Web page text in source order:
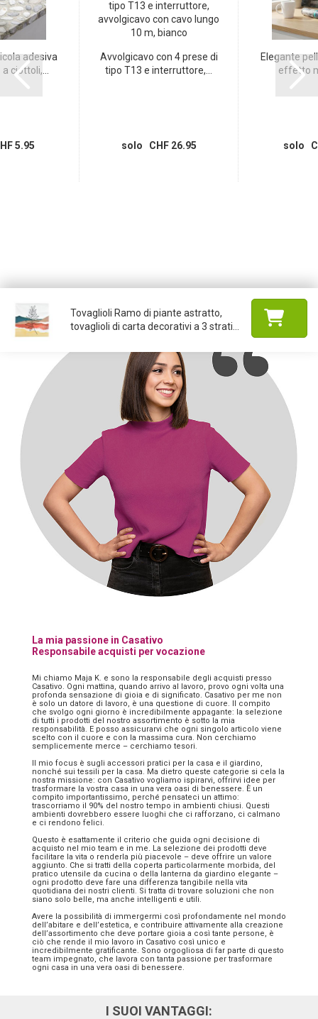
adesiva
ciottoli,...
5.95
Avvolgicavo con 4 prese di
tipo T13 e interruttore,...
solo CHF 26.95
Elegante
effetto
solo
Tovaglioli Ramo di piante astratto,
tovaglioli di carta decorativi a 3 strati...
La mia passione in Casativo
Responsabile acquisti per vocazione
Mi chiamo Maja K. e sono la responsabile degli acquisti presso
Casativo. Ogni mattina, quando arrivo al lavoro, provo ogni volta una
profonda sensazione di gioia e di significato. Casativo per me non
è solo un datore di lavoro, è una questione di cuore. Il compito
che svolgo ogni giorno è incredibilmente appagante: la selezione
di tutti i prodotti del nostro assortimento è sotto la mia
responsabilità. E posso assicurarvi che ogni singolo articolo viene
scelto con il cuore e con la massima cura. Non cerchiamo
semplicemente merce – cerchiamo tesori.
Il mio focus è sugli accessori pratici per la casa e il giardino,
nonché sui tessili per la casa. Ma dietro queste categorie si cela la
nostra missione: con Casativo vogliamo ispirarvi, offrirvi idee per
trasformare la vostra casa in una vera oasi di benessere. È un
compito importantissimo, perché pensateci un attimo:
trascorriamo il 90% del nostro tempo in ambienti chiusi. Questi
ambienti dovrebbero essere luoghi che ci rafforzano, ci calmano
e ci rendono felici.
Questo è esattamente il criterio che guida ogni decisione di
acquisto nel mio team e in me. La selezione dei prodotti deve
facilitare la vita o renderla più piacevole – deve offrire un valore
aggiunto. Che si tratti della coperta particolarmente morbida, del
pratico utensile da cucina o della lanterna da giardino elegante –
ogni prodotto deve fare una differenza tangibile nella vita
quotidiana dei nostri clienti. Si tratta di trovare soluzioni che non
siano solo belle, ma anche intelligenti e utili.
Avere la possibilità di immergermi così profondamente nel mondo
dell’abitare e dell’estetica, e contribuire attivamente alla creazione
dell’assortimento che deve portare gioia a così tante persone, è
ciò che rende il mio lavoro in Casativo così unico e
incredibilmente gratificante. Sono orgogliosa di far parte di questo
team impegnato, che lavora con tanta passione per trasformare
ogni casa in una vera oasi di benessere.
I SUOI VANTAGGI: